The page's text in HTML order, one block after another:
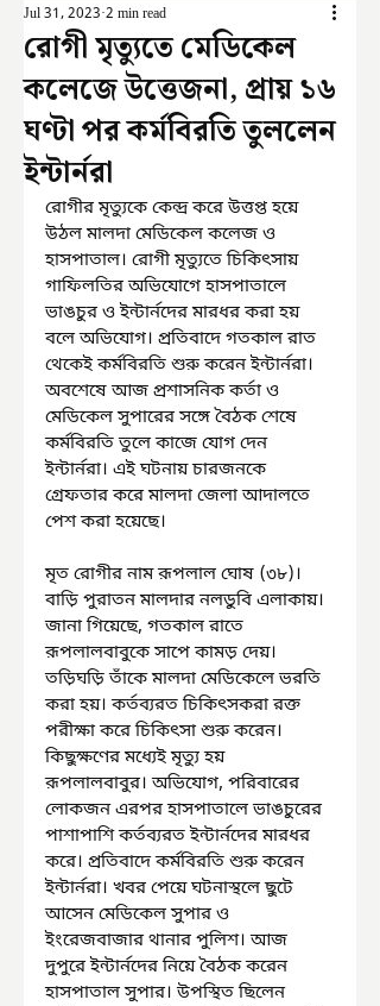
রোগী মৃত্যুতে মেডিকেল
কলেজে উত্তেজনা, প্রায় ১৬
ঘণ্টা পর কর্মবিরতি তুললেন
ইন্টার্নরা
Jul 31, 2023 2 min read
রোগীর মৃত্যুকে কেন্দ্র করে উত্তপ্ত হয়ে
উঠল মালদা মেডিকেল কলেজ ও
হাসপাতাল। রোগী মৃত্যুতে চিকিৎসায়
গাফিলতির অভিযোগে হাসপাতালে
ভাঙচুর ও ইন্টার্নদের মারধর করা হয়
বলে অভিযোগ। প্রতিবাদে গতকাল রাত
থেকেই কর্মবিরতি শুরু করেন ইন্টার্নরা।
অবশেষে আজ প্রশাসনিক কর্তা ও
মেডিকেল সুপারের সঙ্গে বৈঠক শেষে
কর্মবিরতি তুলে কাজে যোগ দেন
ইন্টার্নরা। এই ঘটনায় চারজনকে
গ্রেফতার করে মালদা জেলা আদালতে
পেশ করা হয়েছে।
মৃত রোগীর নাম রূপলাল ঘোষ (৩৮)।
বাড়ি পুরাতন মালদার নলডুবি এলাকায়।
জানা গিয়েছে, গতকাল রাতে
রূপলালবাবুকে সাপে কামড় দেয়।
তড়িঘড়ি তাঁকে মালদা মেডিকেলে ভরতি
করা হয়। কর্তব্যরত চিকিৎসকরা রক্ত
পরীক্ষা করে চিকিৎসা শুরু করেন।
কিছুক্ষণের মধ্যেই মৃত্যু হয়
রূপলালবাবুর। অভিযোগ, পরিবারের
লোকজন এরপর হাসপাতালে ভাঙচুরের
পাশাপাশি কর্তব্যরত ইন্টার্নদের মারধর
করে। প্রতিবাদে কর্মবিরতি শুরু করেন
ইন্টার্নরা। খবর পেয়ে ঘটনাস্থলে ছুটে
আসেন মেডিকেল সুপার ও
ইংরেজবাজার থানার পুলিশ। আজ
দুপুরে ইন্টার্নদের নিয়ে বৈঠক করেন
হাসপাতাল সুপার। উপস্থিত ছিলেন